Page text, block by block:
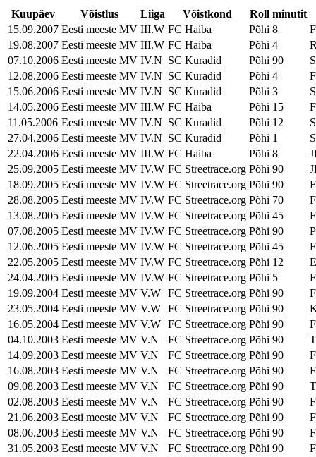
Kuupäev Võistlus Liiga Võistkond Roll minutit
15.09.2007 Eesti meeste MV III.W FC Haiba Põhi 8
19.08.2007 Eesti meeste MV III.W FC Haiba Põhi 4
07.10.2006 Eesti meeste MV IV.N SC Kuradid Põhi 90
12.08.2006 Eesti meeste MV IV.N SC Kuradid Põhi 4
15.06.2006 Eesti meeste MV IV.N SC Kuradid Põhi 3
14.05.2006 Eesti meeste MV III.W FC Haiba Põhi 15
11.05.2006 Eesti meeste MV IV.N SC Kuradid Põhi 12
27.04.2006 Eesti meeste MV IV.N SC Kuradid Põhi 1
22.04.2006 Eesti meeste MV III.W FC Haiba Põhi 8
25.09.2005 Eesti meeste MV IV.W FC Streetrace.org Põhi 90
18.09.2005 Eesti meeste MV IV.W FC Streetrace.org Põhi 90
28.08.2005 Eesti meeste MV IV.W FC Streetrace.org Põhi 70
13.08.2005 Eesti meeste MV IV.W FC Streetrace.org Põhi 45
07.08.2005 Eesti meeste MV IV.W FC Streetrace.org Põhi 90
12.06.2005 Eesti meeste MV IV.W FC Streetrace.org Põhi 45
22.05.2005 Eesti meeste MV IV.W FC Streetrace.org Põhi 12
24.04.2005 Eesti meeste MV IV.W FC Streetrace.org Põhi 5
19.09.2004 Eesti meeste MV V.W FC Streetrace.org Põhi 90
23.05.2004 Eesti meeste MV V.W FC Streetrace.org Põhi 90
16.05.2004 Eesti meeste MV V.W FC Streetrace.org Põhi 90
04.10.2003 Eesti meeste MV V.N FC Streetrace.org Põhi 90
14.09.2003 Eesti meeste MV V.N FC Streetrace.org Põhi 90
16.08.2003 Eesti meeste MV V.N FC Streetrace.org Põhi 90
09.08.2003 Eesti meeste MV V.N FC Streetrace.org Põhi 90
02.08.2003 Eesti meeste MV V.N FC Streetrace.org Põhi 90
21.06.2003 Eesti meeste MV V.N FC Streetrace.org Põhi 90
08.06.2003 Eesti meeste MV V.N FC Streetrace.org Põhi 90
31.05.2003 Eesti meeste MV V.N FC Streetrace.org Põhi 90